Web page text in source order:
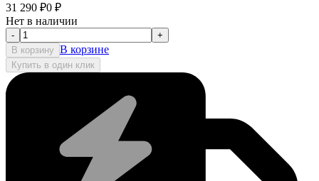
31 290 ₽0 ₽
Нет в наличии
-
+
В корзину В корзине
Купить в один клик